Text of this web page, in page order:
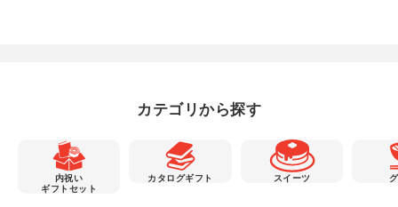
カテゴリから探す
内祝い
ギフトセット
カタログギフト スイーツ